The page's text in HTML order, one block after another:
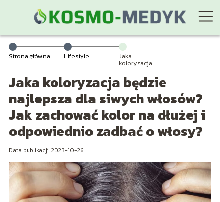
Strona główna Lifestyle Jaka
koloryzacja
najlepsza dla
siwych włosów?
Jak zachować
kolor na dłużej i
odpowiednio
zadbać o
włosy?
Jaka koloryzacja będzie
najlepsza dla siwych włosów?
Jak zachować kolor na dłużej i
odpowiednio zadbać o włosy?
Data publikacji: 2023-10-26